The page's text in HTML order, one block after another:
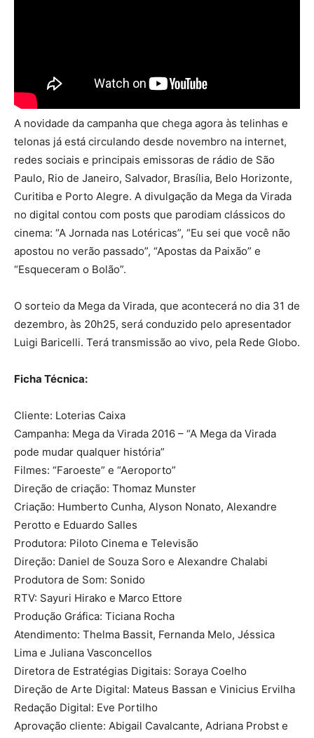
A novidade da campanha que chega agora às telinhas e
telonas já está circulando desde novembro na internet,
redes sociais e principais emissoras de rádio de São
Paulo, Rio de Janeiro, Salvador, Brasília, Belo Horizonte,
Curitiba e Porto Alegre. A divulgação da Mega da Virada
no digital contou com posts que parodiam clássicos do
cinema: “A Jornada nas Lotéricas”, “Eu sei que você não
apostou no verão passado”, “Apostas da Paixão” e
“Esqueceram o Bolão”.
O sorteio da Mega da Virada, que acontecerá no dia 31 de
dezembro, às 20h25, será conduzido pelo apresentador
Luigi Baricelli. Terá transmissão ao vivo, pela Rede Globo.
Ficha Técnica:
Cliente: Loterias Caixa
Campanha: Mega da Virada 2016 – “A Mega da Virada
pode mudar qualquer história”
Filmes: “Faroeste” e “Aeroporto”
Direção de criação: Thomaz Munster
Criação: Humberto Cunha, Alyson Nonato, Alexandre
Perotto e Eduardo Salles
Produtora: Piloto Cinema e Televisão
Direção: Daniel de Souza Soro e Alexandre Chalabi
Produtora de Som: Sonido
RTV: Sayuri Hirako e Marco Ettore
Produção Gráfica: Ticiana Rocha
Atendimento: Thelma Bassit, Fernanda Melo, Jéssica
Lima e Juliana Vasconcellos
Diretora de Estratégias Digitais: Soraya Coelho
Direção de Arte Digital: Mateus Bassan e Vinicius Ervilha
Redação Digital: Eve Portilho
Aprovação cliente: Abigail Cavalcante, Adriana Probst e